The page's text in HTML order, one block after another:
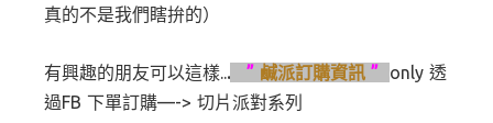
真的不是我們瞎拚的）
有興趣的朋友可以這樣.. . ” 鹹派訂購資訊 ” only 透
過FB 下單訂購—-> 切片派對系列